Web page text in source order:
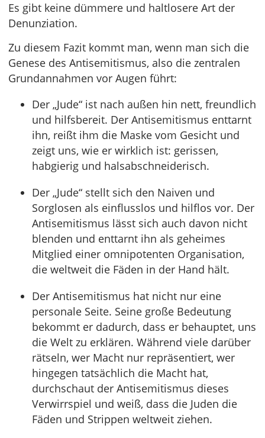
Es gibt keine dümmere und haltlosere Art der
Denunziation.
Zu diesem Fazit kommt man, wenn man sich die
Genese des Antisemitismus, also die zentralen
Grundannahmen vor Augen führt:
Der „Jude“ ist nach außen hin nett, freundlich
und hilfsbereit. Der Antisemitismus enttarnt
ihn, reißt ihm die Maske vom Gesicht und
zeigt uns, wie er wirklich ist: gerissen,
habgierig und halsabschneiderisch.
Der „Jude“ stellt sich den Naiven und
Sorglosen als einflusslos und hilflos vor. Der
Antisemitismus lässt sich auch davon nicht
blenden und enttarnt ihn als geheimes
Mitglied einer omnipotenten Organisation,
die weltweit die Fäden in der Hand hält.
Der Antisemitismus hat nicht nur eine
personale Seite. Seine große Bedeutung
bekommt er dadurch, dass er behauptet, uns
die Welt zu erklären. Während viele darüber
rätseln, wer Macht nur repräsentiert, wer
hingegen tatsächlich die Macht hat,
durchschaut der Antisemitismus dieses
Verwirrspiel und weiß, dass die Juden die
Fäden und Strippen weltweit ziehen.